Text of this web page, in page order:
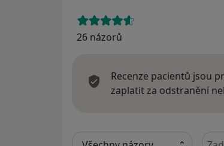
26 názorů
Recenze pacientů jsou
zaplatit za odstranění